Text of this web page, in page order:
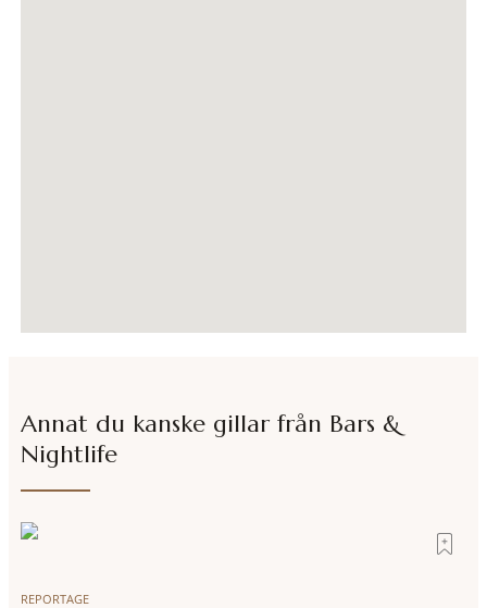
Annat du kanske gillar från Bars &
Nightlife
REPORTAGE